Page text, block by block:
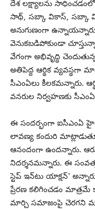
దేశ లక్ష్యాలను
సాథ్, సబ్కా వికాస్, సబ్కా
అనుగుణంగా
వెనుకబడిపోకుండా
వేగంగా అభివృద్ధి
అతిపెద్ద ఆర్థిక వ్యవస్థగా
సీఎంఏలు కీలకమన్నారు.
వనరుల నిర్వహణకు
ఈ సందర్భంగా ఐసీఎంఏ
లావణ్య కందురి
ఆనందంగా ఉందన్నారు.
నిదర్శనమన్నారు. ఈ
స్టెప్ ఇన్‌టు యాక్షన్’
ప్రేరణ కలిగించడం
మార్చి సమాజంపై చెరగని